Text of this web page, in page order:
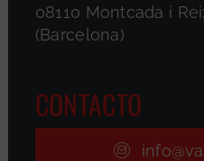
08110 Montcada i
(Barcelona)
CONTACTO